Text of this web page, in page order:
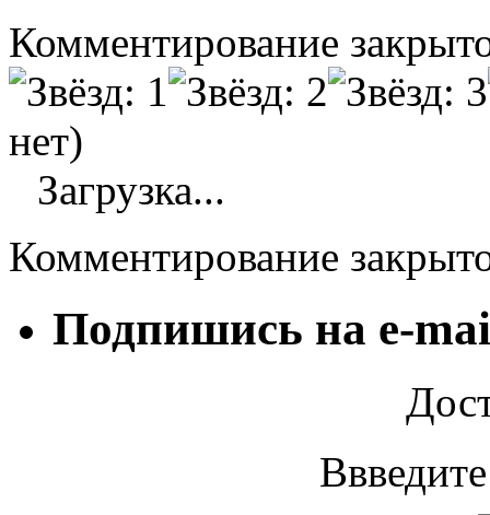
Комментирование
нет)
Загрузка...
Комментирование
Подпишись на e-